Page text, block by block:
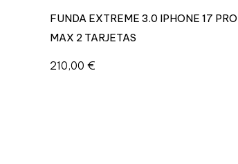
FUNDA EXTREME 3.0 IPHONE 17 PRO
MAX 2 TARJETAS
210,00 €